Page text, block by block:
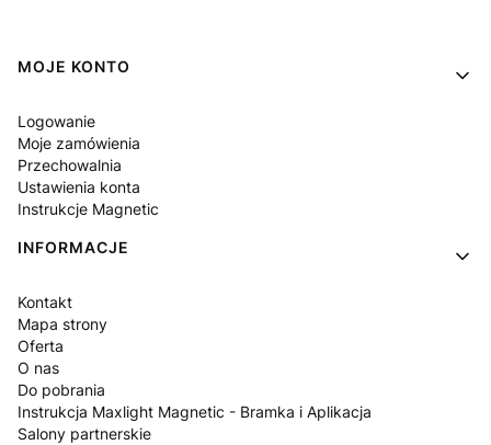
Linki w stopce
MOJE KONTO
Logowanie
Moje zamówienia
Przechowalnia
Ustawienia konta
Instrukcje Magnetic
INFORMACJE
Kontakt
Mapa strony
Oferta
O nas
Do pobrania
Instrukcja Maxlight Magnetic - Bramka i Aplikacja
Salony partnerskie